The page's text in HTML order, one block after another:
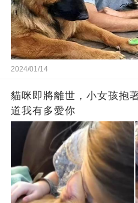
2024/01/14
貓咪即將離世，小女孩抱
道我有多愛你